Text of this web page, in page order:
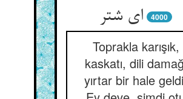
ای شتر
4000
Toprakla karışık,
kaskatı, dili
yırtar bir hale